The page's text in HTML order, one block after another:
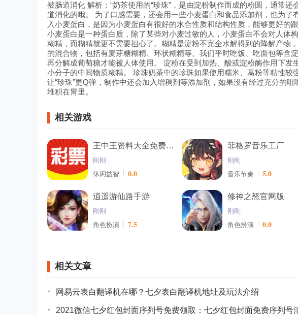
被肠道消化 解析：“奶茶使用的“珍珠”，是由淀粉制作而成的粉圆，通常
道消化的哦。 为了口感需要，还会用一些小麦蛋白和食品添加剂，也为了
入小麦蛋白，是因为小麦蛋白有很好的水合性质和结构性质，能够更好的
小麦蛋白是一种蛋白质，除了某些对小麦过敏的人，小麦蛋白不会对人体构
糊精，而糊精就更不需要担心了。糊精是淀粉不完全水解得到的降解产物
的混合物，包括有麦芽糖糊精、环状糊精等。我们平时吃饭、吃面包等含
再分解成葡萄糖才能被人体使用。 淀粉在受到加热、酸或淀粉酶作用下发
小分子的中间物质糊精。 珍珠奶茶中的珍珠如果使用糯米、葛粉等粘性较
让“珍珠”更Q弹，制作中还会加入增稠剂等添加剂，如果没有经过充分的
堆积在胃里。
相关游戏
王中王资料大全免费2019
刚刚
休闲益智
0.0
菲格罗音乐工厂
刚刚
音乐节奏
5.0
逍遥游仙路手游
刚刚
角色扮演
7.5
修神之怒官网版
刚刚
角色扮演
0.0
相关文章
网易云表白翻译机在哪？七夕表白翻译机地址及玩法介绍
2021微信七夕红包封面序列号免费领取：七夕红包封面免费序列号